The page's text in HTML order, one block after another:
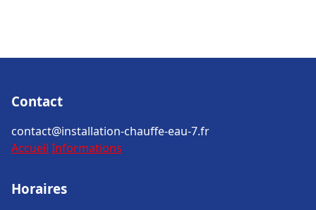
Contact
contact@installation-chauffe-eau-7.fr
Accueil Informations
Horaires